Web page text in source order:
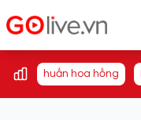
huấn hoa hồng